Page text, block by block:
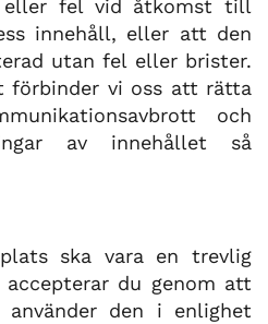
eller fel vid åtkomst till
innehåll, eller att den
utan fel eller brister.
förbinder vi oss att rätta
och
av innehållet så
ska vara en trevlig
du genom att
den i enlighet